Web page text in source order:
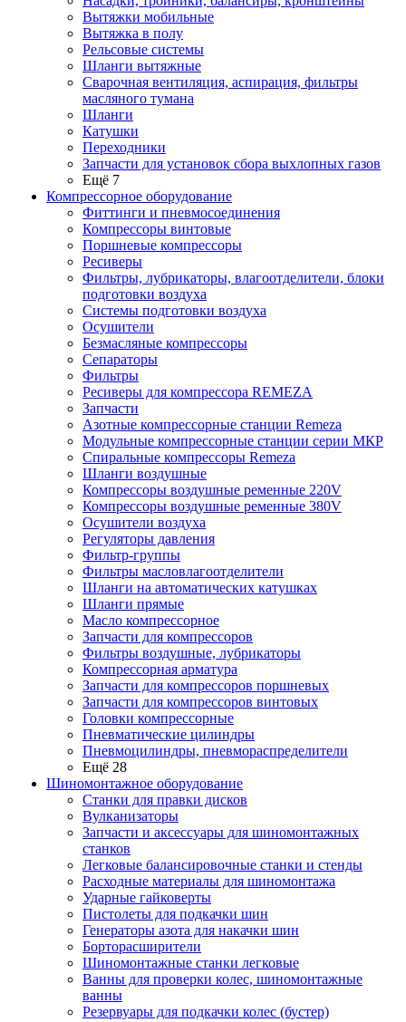
Вытяжки мобильные
Вытяжка в полу
Рельсовые системы
Шланги вытяжные
Сварочная вентиляция, аспирация, фильтры
масляного тумана
Шланги
Катушки
Переходники
Запчасти для установок сбора выхлопных газов
Ещё 7
Компрессорное оборудование
Фиттинги и пневмосоединения
Компрессоры винтовые
Поршневые компрессоры
Ресиверы
Фильтры, лубрикаторы, влагоотделители, блоки
подготовки воздуха
Системы подготовки воздуха
Осушители
Безмасляные компрессоры
Сепараторы
Фильтры
Ресиверы для компрессора REMEZA
Запчасти
Азотные компрессорные станции Remeza
Модульные компрессорные станции серии МКР
Спиральные компрессоры Remeza
Шланги воздушные
Компрессоры воздушные ременные 220V
Компрессоры воздушные ременные 380V
Осушители воздуха
Регуляторы давления
Фильтр-группы
Фильтры масловлагоотделители
Шланги на автоматических катушках
Шланги прямые
Масло компрессорное
Запчасти для компрессоров
Фильтры воздушные, лубрикаторы
Компрессорная арматура
Запчасти для компрессоров поршневых
Запчасти для компрессоров винтовых
Головки компрессорные
Пневматические цилиндры
Пневмоцилиндры, пневмораспределители
Ещё 28
Шиномонтажное оборудование
Станки для правки дисков
Вулканизаторы
Запчасти и аксессуары для шиномонтажных
станков
Легковые балансировочные станки и стенды
Расходные материалы для шиномонтажа
Ударные гайковерты
Пистолеты для подкачки шин
Генераторы азота для накачки шин
Борторасширители
Шиномонтажные станки легковые
Ванны для проверки колес, шиномонтажные
ванны
Резервуары для подкачки колес (бустер)